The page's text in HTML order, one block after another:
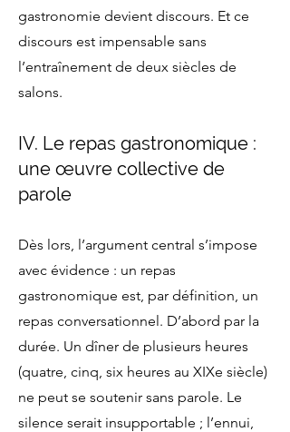
gastronomie devient discours. Et ce
discours est impensable sans
l’entraînement de deux siècles de
salons.
IV. Le repas gastronomique :
une œuvre collective de
parole
Dès lors, l’argument central s’impose
avec évidence : un repas
gastronomique est, par définition, un
repas conversationnel. D’abord par la
durée. Un dîner de plusieurs heures
(quatre, cinq, six heures au XIXe siècle)
ne peut se soutenir sans parole. Le
silence serait insupportable ; l’ennui,